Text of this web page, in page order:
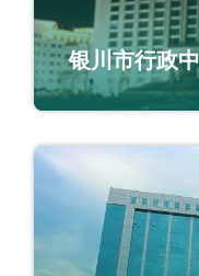
银川市行政